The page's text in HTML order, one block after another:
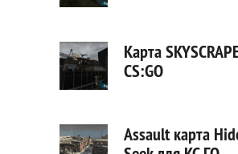
Карта
CS:GO
Assault карта